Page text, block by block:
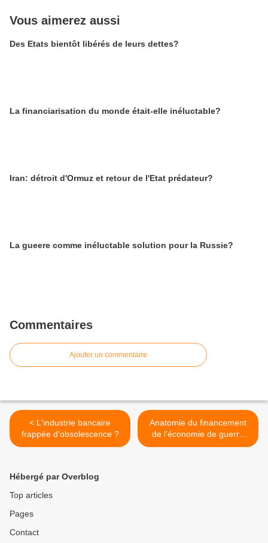
Vous aimerez aussi
Des Etats bientôt libérés de leurs dettes?
La financiarisation du monde était-elle inéluctable?
Iran: détroit d'Ormuz et retour de l'Etat prédateur?
La gueere comme inéluctable solution pour la Russie?
Commentaires
Ajouter un commentaire
< L'industrie bancaire
frappée d'obsolescence ?
Anatomie du financement
de l'économie de guerre
russe. >
Hébergé par Overblog
Top articles
Pages
Contact